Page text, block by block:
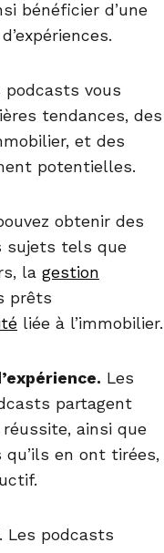
bénéficier d’une
podcasts vous
tendances, des
et des
potentielles.
obtenir des
sujets tels que
la gestion
prêts
liée à l’immobilier.
Les
partagent
ainsi que
en ont tirées,
. Les podcasts